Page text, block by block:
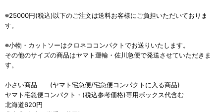
※25000円(税込)以下のご注文は送料お客様にご負担いただいておりま
す。
※小物・カットソーはクロネココンパクトでお送りいたします。
その他のサイズの商品はヤマト運輸・佐川急便で発送させていただきま
す。
小さい商品 (ヤマト宅急便/宅急便コンパクトに入る商品)
ヤマト宅急便コンパクト・(税込参考価格)専用ボックス代含む
北海道620円